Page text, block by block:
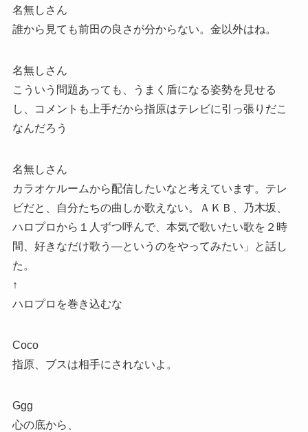
名無しさん
誰から見ても前田の良さが分からない。金以外はね。
名無しさん
こういう問題あっても、うまく盾になる姿勢を見せる
し、コメントも上手だから指原はテレビに引っ張りだこ
なんだろう
名無しさん
カラオケルームから配信したいなと考えています。テレ
ビだと、自分たちの曲しか歌えない。ＡＫＢ、乃木坂、
ハロプロから１人ずつ呼んで、本気で歌いたい歌を２時
間、好きなだけ歌う―というのをやってみたい」と話し
た。
↑
ハロプロを巻き込むな
Coco
指原、ブスは相手にされないよ。
Ggg
心の底から、